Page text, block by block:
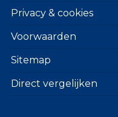
Privacy & cookies
Voorwaarden
Sitemap
Direct vergelijken